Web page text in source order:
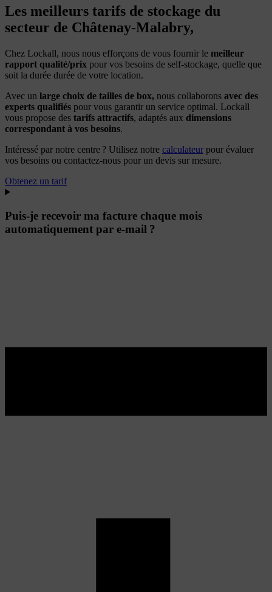
Les meilleurs tarifs de stockage du
secteur de Châtenay-Malabry,
Chez Lockall, nous nous efforçons de vous fournir le meilleur
rapport qualité/prix pour vos besoins de self-stockage, quelle que
soit la durée durée de votre location.
Avec un large choix de tailles de box, nous collaborons avec des
experts qualifiés pour vous garantir un service optimal. Lockall
vous propose des tarifs attractifs, adaptés aux dimensions
correspondant à vos besoins.
Intéressé par notre centre ? Utilisez notre calculateur pour évaluer
vos besoins ou contactez-nous pour un devis sur mesure.
Obtenez un tarif
Puis-je recevoir ma facture chaque mois
automatiquement par e-mail ?